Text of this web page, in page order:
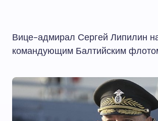
Вице-адмирал Сергей Липилин
командующим Балтийским